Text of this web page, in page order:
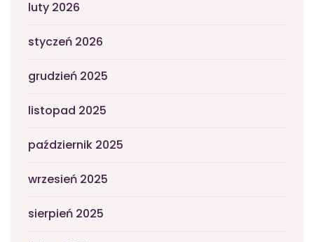
luty 2026
styczeń 2026
grudzień 2025
listopad 2025
październik 2025
wrzesień 2025
sierpień 2025